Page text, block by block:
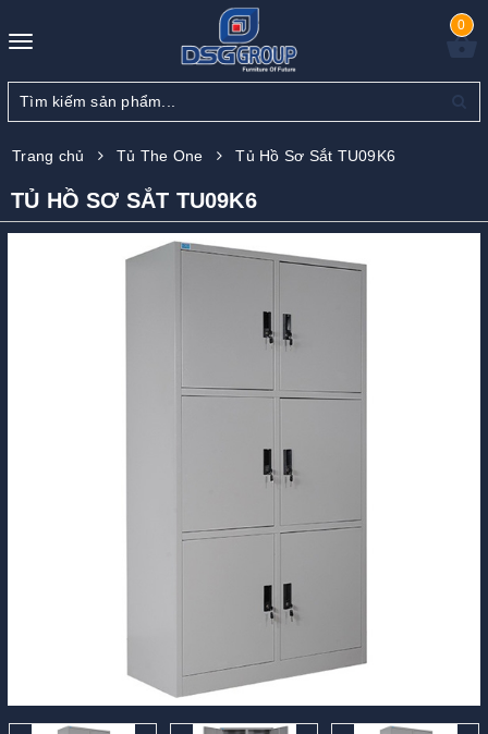
Toggle
0
Trang chủ Tủ The One Tủ Hồ Sơ Sắt TU09K6
TỦ HỒ SƠ SẮT TU09K6